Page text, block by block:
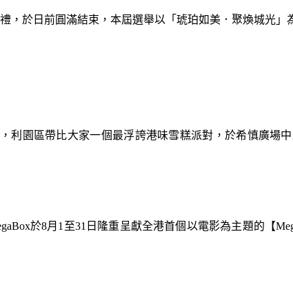
利園區帶比大家一個最浮誇港味雪糕派對，於希慎廣場
，於日前圓滿結束，本屆選舉以「琥珀如美．聚煥城光
於8月1至31日隆重呈獻全港首個以電影為主題的【